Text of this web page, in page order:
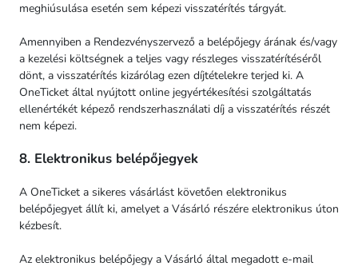
meghiúsulása esetén sem képezi visszatérítés tárgyát.
Amennyiben a Rendezvényszervező a belépőjegy árának és/vagy
a kezelési költségnek a teljes vagy részleges visszatérítéséről
dönt, a visszatérítés kizárólag ezen díjtételekre terjed ki. A
OneTicket által nyújtott online jegyértékesítési szolgáltatás
ellenértékét képező rendszerhasználati díj a visszatérítés részét
nem képezi.
8. Elektronikus belépőjegyek
A OneTicket a sikeres vásárlást követően elektronikus
belépőjegyet állít ki, amelyet a Vásárló részére elektronikus úton
kézbesít.
Az elektronikus belépőjegy a Vásárló által megadott e-mail